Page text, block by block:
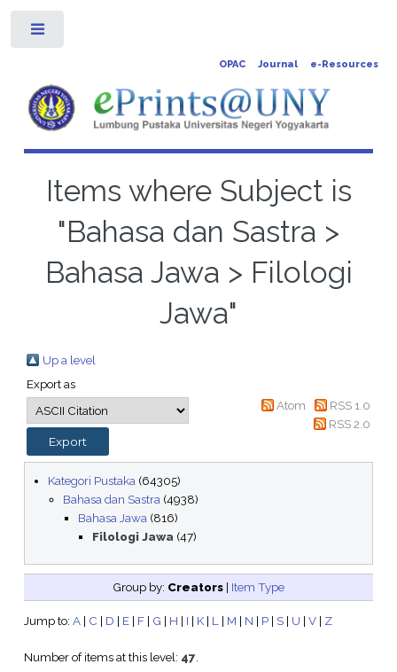
OPAC Journal e-Resources
Items where Subject is
"Bahasa dan Sastra >
Bahasa Jawa > Filologi
Jawa"
Up a level
Export as
Atom
RSS 1.0
RSS 2.0
Kategori Pustaka (64305)
Bahasa dan Sastra(4938)
Bahasa Jawa(816)
Filologi Jawa (47)
Group by: Creators | Item Type
Jump to: A| C | D | E| F| G | H | I | K| L | M | N | P| S| U | V| Z
Number of items at this level: 47